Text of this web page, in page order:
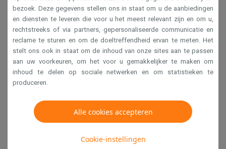
Verkoopsvoorwaarden
Privacy
Disclaimer
Cookies
Krëfel NV - Steenstraat 44 - Industriezone 4 "T Sas",
1851 Humbeek, België
bezoek. Deze gegevens stellen ons in staat om u de aanbiedingen
en diensten te leveren die voor u het meest relevant zijn en om u,
rechtstreeks of via partners, gepersonaliseerde communicatie en
reclame te sturen en om de doeltreffendheid ervan te meten. Het
stelt ons ook in staat om de inhoud van onze sites aan te passen
aan uw voorkeuren, om het voor u gemakkelijker te maken om
inhoud te delen op sociale netwerken en om statistieken te
produceren.
Alle cookies accepteren
Cookie-instellingen